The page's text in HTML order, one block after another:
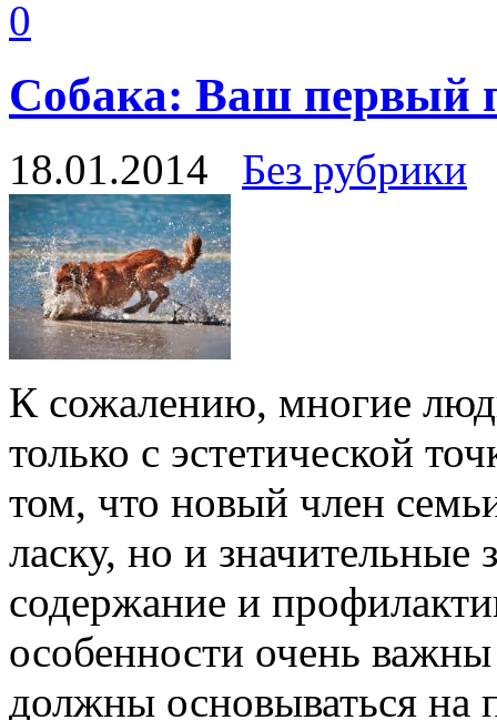
0
Собака: Ваш первый
18.01.2014 Без рубрики
К сожалению, многие
только с эстетической
том, что новый член
ласку, но и значительные
содержание и
особенности очень
должны основываться